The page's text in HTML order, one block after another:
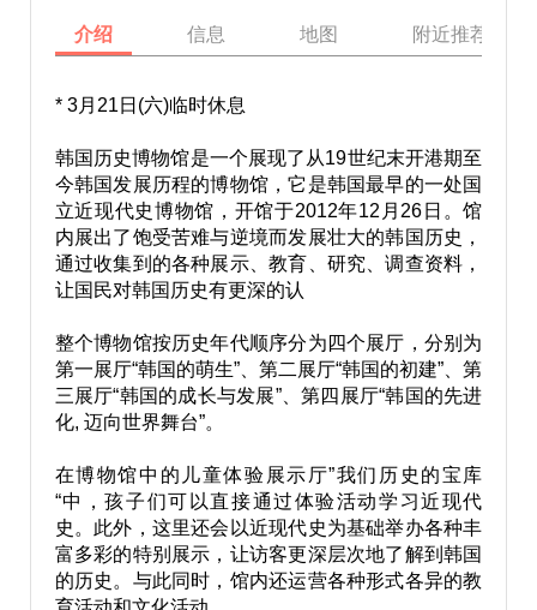
介绍 信息 地图 附近推荐景点
* 3月21日(六)临时休息
韩国历史博物馆是一个展现了从19世纪末开港期至
今韩国发展历程的博物馆，它是韩国最早的一处国
立近现代史博物馆，开馆于2012年12月26日。馆
内展出了饱受苦难与逆境而发展壮大的韩国历史，
通过收集到的各种展示、教育、研究、调查资料，
让国民对韩国历史有更深的认
整个博物馆按历史年代顺序分为四个展厅，分别为
第一展厅“韩国的萌生”、第二展厅“韩国的初建”、第
三展厅“韩国的成长与发展”、第四展厅“韩国的先进
化, 迈向世界舞台”。
在博物馆中的儿童体验展示厅”我们历史的宝库
“中，孩子们可以直接通过体验活动学习近现代
史。此外，这里还会以近现代史为基础举办各种丰
富多彩的特别展示，让访客更深层次地了解到韩国
的历史。与此同时，馆内还运营各种形式各异的教